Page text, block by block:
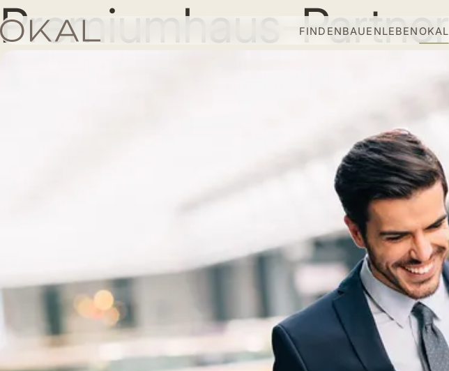
FINDENBAUENLEBEN OKAL
Premiumhaus-Partner